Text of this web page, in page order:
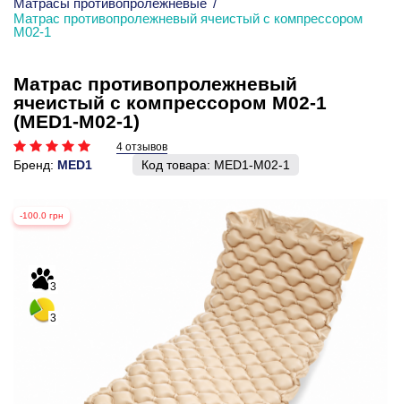
Матрас противопролежневый ячеистый с компрессором
М02-1
Матрас противопролежневый
ячеистый с компрессором М02-1
(MED1-M02-1)
4 отзывов
Бренд: MED1 Код товара: MED1-M02-1
-100.0 грн
3
3